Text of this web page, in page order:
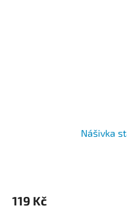
Nášivka
119 Kč